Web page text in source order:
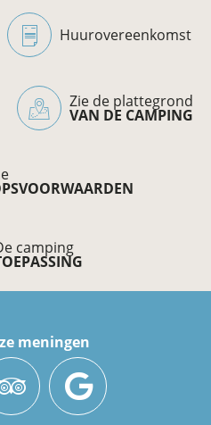
Huurovereenkomst
Zie de plattegrond
VAN DE CAMPING
camping
meningen